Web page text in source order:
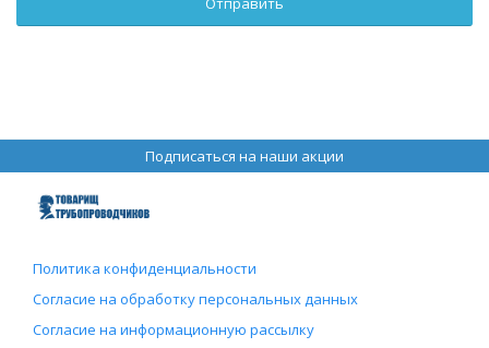
Подписаться на наши акции
Политика конфиденциальности
Согласие на обработку персональных данных
Согласие на информационную рассылку